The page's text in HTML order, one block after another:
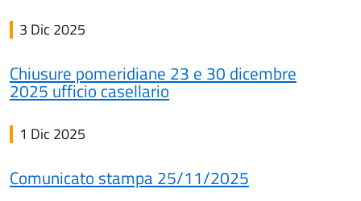
3 Dic 2025
Chiusure pomeridiane 23 e 30 dicembre
2025 ufficio casellario
1 Dic 2025
Comunicato stampa 25/11/2025